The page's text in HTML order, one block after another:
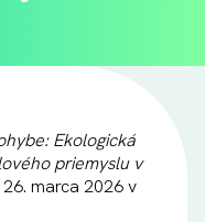
Ekologická
priemyslu v
marca 2026 v